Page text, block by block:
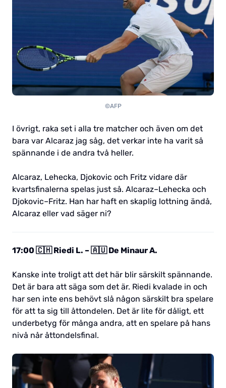
©AFP
I övrigt, raka set i alla tre matcher och även om det
bara var Alcaraz jag såg, det verkar inte ha varit så
spännande i de andra två heller.
Alcaraz, Lehecka, Djokovic och Fritz vidare där
kvartsfinalerna spelas just så. Alcaraz–Lehecka och
Djokovic–Fritz. Han har haft en skaplig lottning ändå,
Alcaraz eller vad säger ni?
17:00 🇨🇭 Riedi L. – 🇦🇺 De Minaur A.
Kanske inte troligt att det här blir särskilt spännande.
Det är bara att säga som det är. Riedi kvalade in och
har sen inte ens behövt slå någon särskilt bra spelare
för att ta sig till åttondelen. Det är lite för dåligt, ett
underbetyg för många andra, att en spelare på hans
nivå når åttondelsfinal.